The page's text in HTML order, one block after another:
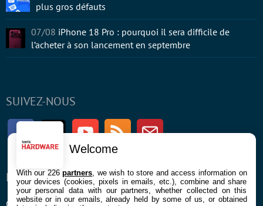
SUIVEZ-NOUS
FacebookTwitter Youtube RSS Newsletter
ENTREPRISE
Confidentialité et Cookies
À PROPOS
Contact
plus gros défauts
07/08 iPhone 18 Pro : pourquoi il sera difficile de
l’acheter à son lancement en septembre
Welcome
With our 226partners , we wish to store and access information on
your devices (cookies, pixels in emails, etc.), combine and share
your personal data with our partners, whether collected on this
website or in our emails, already held by some of us, or obtained